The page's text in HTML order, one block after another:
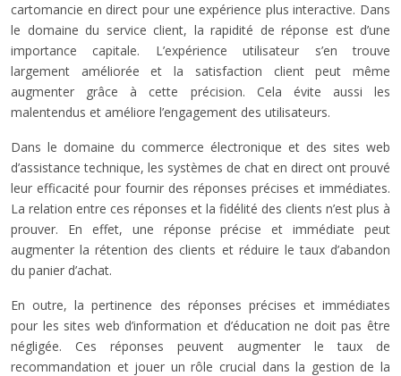
cartomancie en direct pour une expérience plus interactive. Dans
le domaine du service client, la rapidité de réponse est d’une
importance capitale. L’expérience utilisateur s’en trouve
largement améliorée et la satisfaction client peut même
augmenter grâce à cette précision. Cela évite aussi les
malentendus et améliore l’engagement des utilisateurs.
Dans le domaine du commerce électronique et des sites web
d’assistance technique, les systèmes de chat en direct ont prouvé
leur efficacité pour fournir des réponses précises et immédiates.
La relation entre ces réponses et la fidélité des clients n’est plus à
prouver. En effet, une réponse précise et immédiate peut
augmenter la rétention des clients et réduire le taux d’abandon
du panier d’achat.
En outre, la pertinence des réponses précises et immédiates
pour les sites web d’information et d’éducation ne doit pas être
négligée. Ces réponses peuvent augmenter le taux de
recommandation et jouer un rôle crucial dans la gestion de la